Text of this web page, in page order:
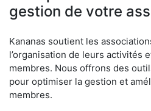
gestion de votre
Kananas soutient les
l’organisation de leurs activités
membres. Nous offrons des
pour optimiser la gestion et
membres.